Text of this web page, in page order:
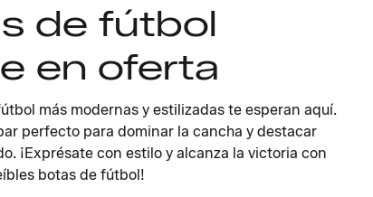
de fútbol
en oferta
más modernas y estilizadas te esperan aquí.
perfecto para dominar la cancha y destacar
¡Exprésate con estilo y alcanza la victoria con
botas de fútbol!